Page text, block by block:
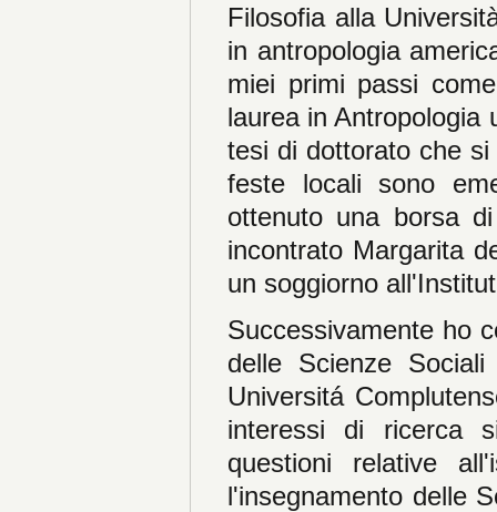
Filosofia alla
in antropologia
miei primi passi
laurea in Antropologia
tesi di dottorato che
feste locali sono
ottenuto una borsa
incontrato Margarita
un soggiorno
Successivamente ho
delle Scienze
Universitá
interessi di ricerca
questioni relative
l'insegnamento delle